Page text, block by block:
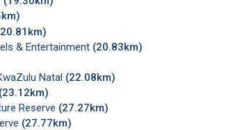
& Entertainment (20.83km)
Natal (22.08km)
(23.12km)
Reserve (27.27km)
(27.77km)